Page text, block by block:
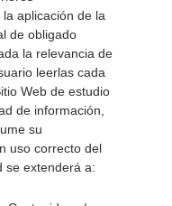
aplicación de la
de obligado
la relevancia de
leerlas cada
Web de estudio
de información,
su
uso correcto del
se extenderá a: